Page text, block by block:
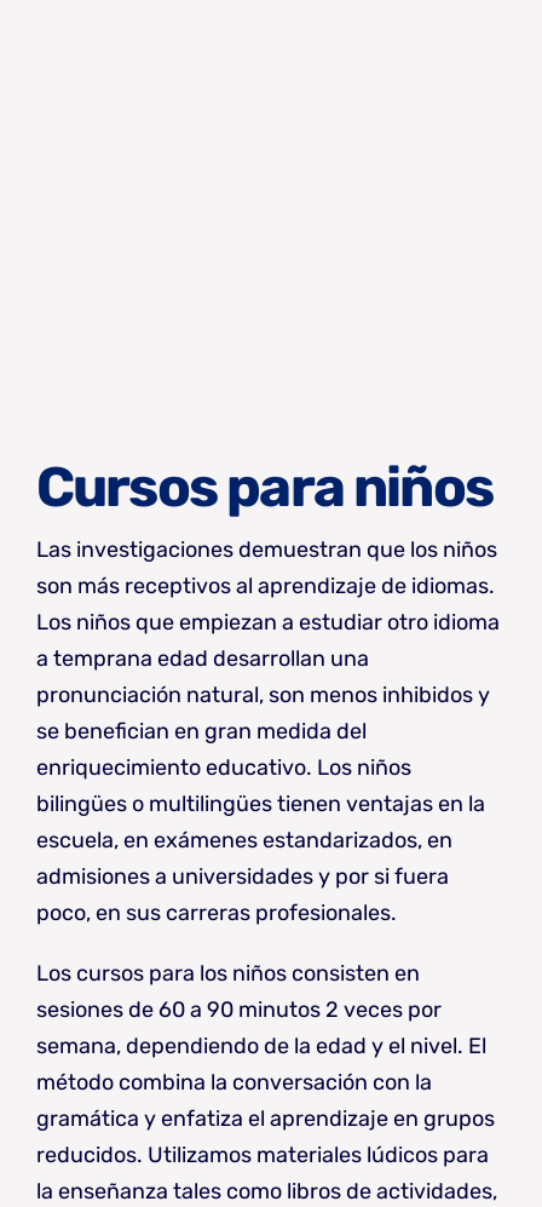
Cursos para niños
Las investigaciones demuestran que los niños
son más receptivos al aprendizaje de idiomas.
Los niños que empiezan a estudiar otro idioma
a temprana edad desarrollan una
pronunciación natural, son menos inhibidos y
se benefician en gran medida del
enriquecimiento educativo. Los niños
bilingües o multilingües tienen ventajas en la
escuela, en exámenes estandarizados, en
admisiones a universidades y por si fuera
poco, en sus carreras profesionales.
Los cursos para los niños consisten en
sesiones de 60 a 90 minutos 2 veces por
semana, dependiendo de la edad y el nivel. El
método combina la conversación con la
gramática y enfatiza el aprendizaje en grupos
reducidos. Utilizamos materiales lúdicos para
la enseñanza tales como libros de actividades,